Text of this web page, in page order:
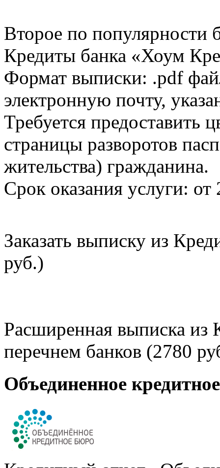
Второе по популярности
Кредиты банка «Хоум
Формат выписки: .pdf
электронную почту,
Требуется предоставить
страницы разворотов
жительства) гражданина.
Срок оказания услуги: от
Заказать выписку из
руб.)
Расширенная выписка из
перечнем банков (2780
Объединенное